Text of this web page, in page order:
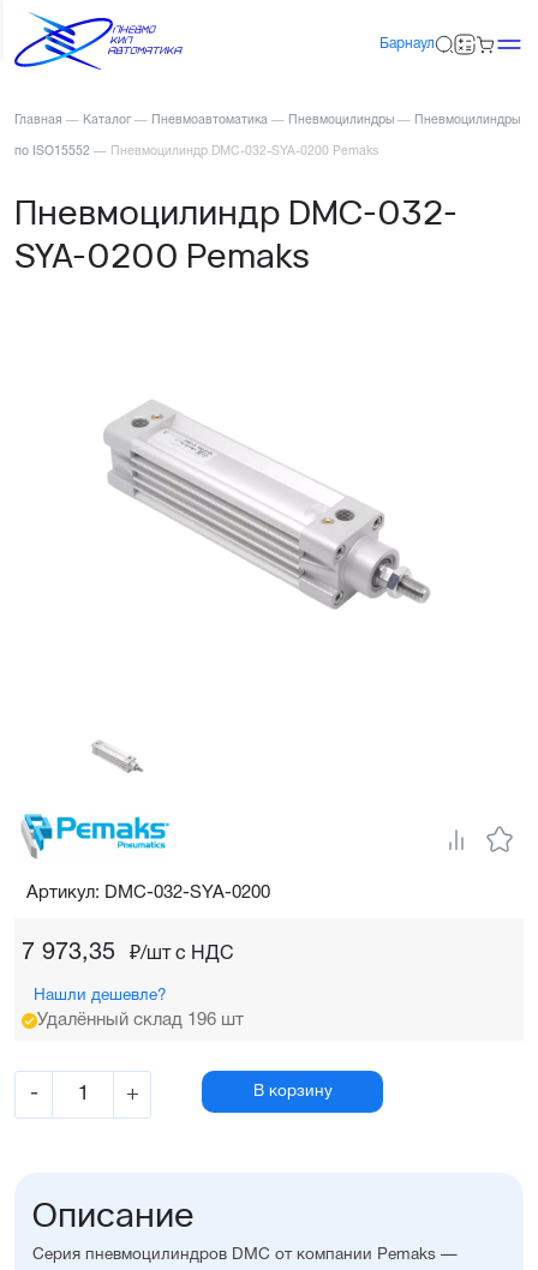
Барнаул
Главная — Каталог — Пневмоавтоматика — Пневмоцилиндры — Пневмоцилиндры
по ISO15552 — Пневмоцилиндр DMC-032-SYA-0200 Pemaks
Пневмоцилиндр DMC-032-
SYA-0200 Pemaks
7 973,35 ₽/шт c НДС
Нашли дешевле?
Удалённый склад 196 шт
- + В корзину
Артикул: DMC-032-SYA-0200
Описание
Серия пневмоцилиндров DMC от компании Pemaks —